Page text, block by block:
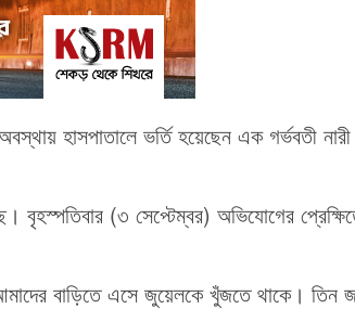
হাসপাতালে ভর্তি হয়েছেন এক গর্ভবতী
(৩ সেপ্টেম্বর) অভিযোগের
বাড়িতে এসে জুয়েলকে খুঁজতে থাকে। তিন